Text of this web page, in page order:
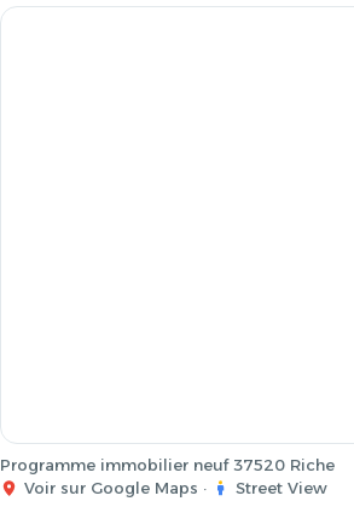
Programme immobilier neuf 37520 Riche
Voir sur Google Maps · Street View